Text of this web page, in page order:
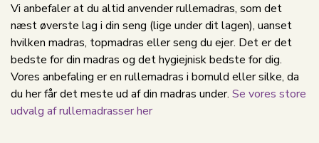
Vi anbefaler at du altid anvender rullemadras, som det
næst øverste lag i din seng (lige under dit lagen), uanset
hvilken madras, topmadras eller seng du ejer. Det er det
bedste for din madras og det hygiejnisk bedste for dig.
Vores anbefaling er en rullemadras i bomuld eller silke, da
du her får det meste ud af din madras under. Se vores store
udvalg af rullemadrasser her